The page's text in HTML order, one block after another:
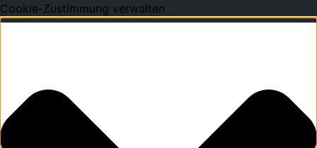
Cookie-Zustimmung verwalten